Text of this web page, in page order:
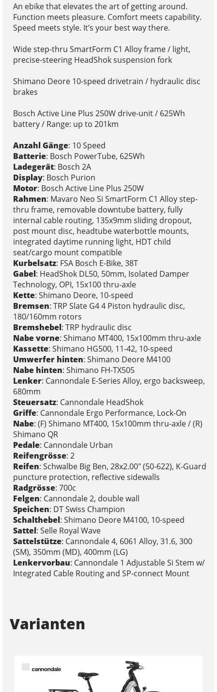
An ebike that elevates the art of getting around.
Function meets pleasure. Comfort meets capability.
Speed meets style. It’s your best way there.
Wide step-thru SmartForm C1 Alloy frame / light,
precise-steering HeadShok suspension fork
Shimano Deore 10-speed drivetrain / hydraulic disc
brakes
Bosch Active Line Plus 250W drive-unit / 625Wh
battery / Range: up to 201km
Anzahl Gänge: 10 Speed
Batterie: Bosch PowerTube, 625Wh
Ladegerät: Bosch 2A
Display: Bosch Purion
Motor: Bosch Active Line Plus 250W
Rahmen: Mavaro Neo Si SmartForm C1 Alloy step-
thru frame, removable downtube battery, fully
internal cable routing, 135x9mm sliding dropout,
post mount disc, headtube waterbottle mounts,
integrated daytime running light, HDT child
seat/cargo mount compatible
Kurbelsatz: FSA Bosch E-Bike, 38T
Gabel: HeadShok DL50, 50mm, Isolated Damper
Technology, OPI, 15x100 thru-axle
Kette: Shimano Deore, 10-speed
Bremsen: TRP Slate G4 4 Piston hydraulic disc,
180/160mm rotors
Bremshebel: TRP hydraulic disc
Nabe vorne: Shimano MT400, 15x100mm thru-axle
Kassette: Shimano HG500, 11-42, 10-speed
Umwerfer hinten: Shimano Deore M4100
Nabe hinten: Shimano FH-TX505
Lenker: Cannondale E-Series Alloy, ergo backsweep,
680mm
Steuersatz: Cannondale HeadShok
Griffe: Cannondale Ergo Performance, Lock-On
Nabe: (F) Shimano MT400, 15x100mm thru-axle / (R)
Shimano QR
Pedale: Cannondale Urban
Reifengrösse: 2
Reifen: Schwalbe Big Ben, 28x2.00" (50-622), K-Guard
puncture protection, reflective sidewalls
Radgrösse: 700c
Felgen: Cannondale 2, double wall
Speichen: DT Swiss Champion
Schalthebel: Shimano Deore M4100, 10-speed
Sattel: Selle Royal Wave
Sattelstütze: Cannondale 4, 6061 Alloy, 31.6, 300
(SM), 350mm (MD), 400mm (LG)
Lenkervorbau: Cannondale 1 Adjustable Si Stem w/
Integrated Cable Routing and SP-connect Mount
Varianten